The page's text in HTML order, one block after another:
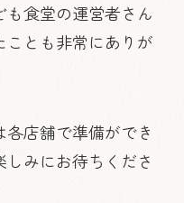
も食堂の運営者さん
ことも非常にありが
店舗で準備ができ
みにお待ちくださ